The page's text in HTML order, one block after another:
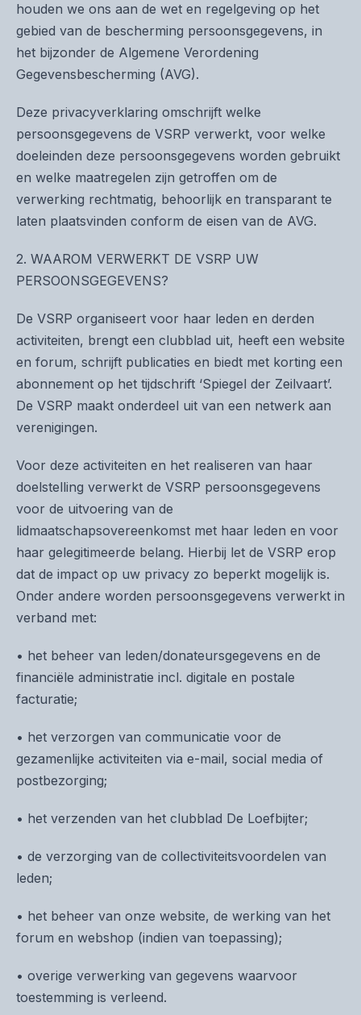
houden we ons aan de wet en regelgeving op het
gebied van de bescherming persoonsgegevens, in
het bijzonder de Algemene Verordening
Gegevensbescherming (AVG).
Deze privacyverklaring omschrijft welke
persoonsgegevens de VSRP verwerkt, voor welke
doeleinden deze persoonsgegevens worden gebruikt
en welke maatregelen zijn getroffen om de
verwerking rechtmatig, behoorlijk en transparant te
laten plaatsvinden conform de eisen van de AVG.
2. WAAROM VERWERKT DE VSRP UW
PERSOONSGEGEVENS?
De VSRP organiseert voor haar leden en derden
activiteiten, brengt een clubblad uit, heeft een website
en forum, schrijft publicaties en biedt met korting een
abonnement op het tijdschrift ‘Spiegel der Zeilvaart’.
De VSRP maakt onderdeel uit van een netwerk aan
verenigingen.
Voor deze activiteiten en het realiseren van haar
doelstelling verwerkt de VSRP persoonsgegevens
voor de uitvoering van de
lidmaatschapsovereenkomst met haar leden en voor
haar gelegitimeerde belang. Hierbij let de VSRP erop
dat de impact op uw privacy zo beperkt mogelijk is.
Onder andere worden persoonsgegevens verwerkt in
verband met:
• het beheer van leden/donateursgegevens en de
financiële administratie incl. digitale en postale
facturatie;
• het verzorgen van communicatie voor de
gezamenlijke activiteiten via e-mail, social media of
postbezorging;
• het verzenden van het clubblad De Loefbijter;
• de verzorging van de collectiviteitsvoordelen van
leden;
• het beheer van onze website, de werking van het
forum en webshop (indien van toepassing);
• overige verwerking van gegevens waarvoor
toestemming is verleend.